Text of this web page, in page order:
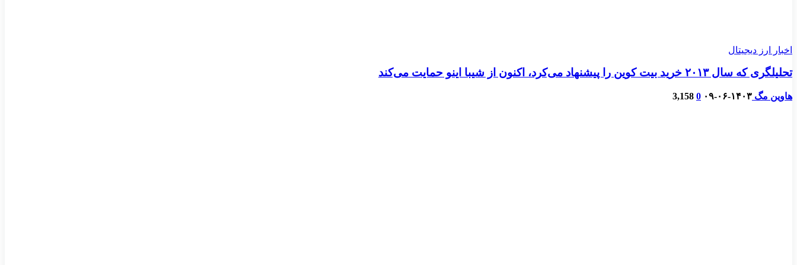
اخبار ارز دیجیتال
تحلیلگری که سال ۲۰۱۳ خرید بیت کوین را پیشنهاد می‌کرد، اکنون از شیبا اینو حمایت می‌کند
هاوین مگ ۱۴۰۳-۰۶-۰۹ 0
3,158